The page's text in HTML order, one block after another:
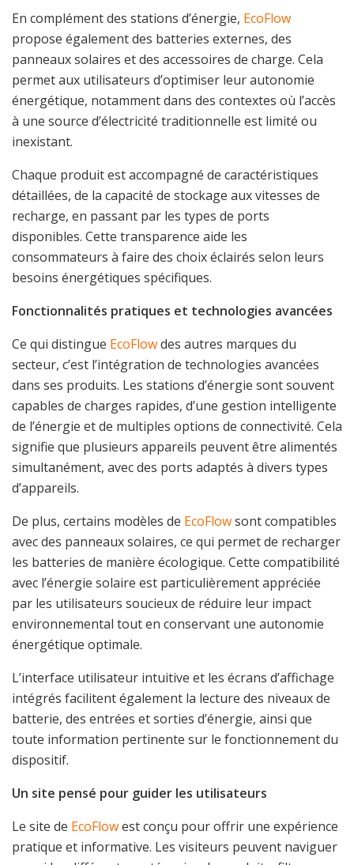
En complément des stations d’énergie, EcoFlow
propose également des batteries externes, des
panneaux solaires et des accessoires de charge. Cela
permet aux utilisateurs d’optimiser leur autonomie
énergétique, notamment dans des contextes où l’accès
à une source d’électricité traditionnelle est limité ou
inexistant.
Chaque produit est accompagné de caractéristiques
détaillées, de la capacité de stockage aux vitesses de
recharge, en passant par les types de ports
disponibles. Cette transparence aide les
consommateurs à faire des choix éclairés selon leurs
besoins énergétiques spécifiques.
Fonctionnalités pratiques et technologies avancées
Ce qui distingue EcoFlowdes autres marques du
secteur, c’est l’intégration de technologies avancées
dans ses produits. Les stations d’énergie sont souvent
capables de charges rapides, d’une gestion intelligente
de l’énergie et de multiples options de connectivité. Cela
signifie que plusieurs appareils peuvent être alimentés
simultanément, avec des ports adaptés à divers types
d’appareils.
De plus, certains modèles de EcoFlowsont compatibles
avec des panneaux solaires, ce qui permet de recharger
les batteries de manière écologique. Cette compatibilité
avec l’énergie solaire est particulièrement appréciée
par les utilisateurs soucieux de réduire leur impact
environnemental tout en conservant une autonomie
énergétique optimale.
L’interface utilisateur intuitive et les écrans d’affichage
intégrés facilitent également la lecture des niveaux de
batterie, des entrées et sorties d’énergie, ainsi que
toute information pertinente sur le fonctionnement du
dispositif.
Un site pensé pour guider les utilisateurs
Le site de EcoFlowest conçu pour offrir une expérience
pratique et informative. Les visiteurs peuvent naviguer